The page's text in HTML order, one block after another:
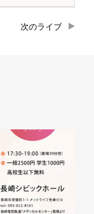
次のライブ